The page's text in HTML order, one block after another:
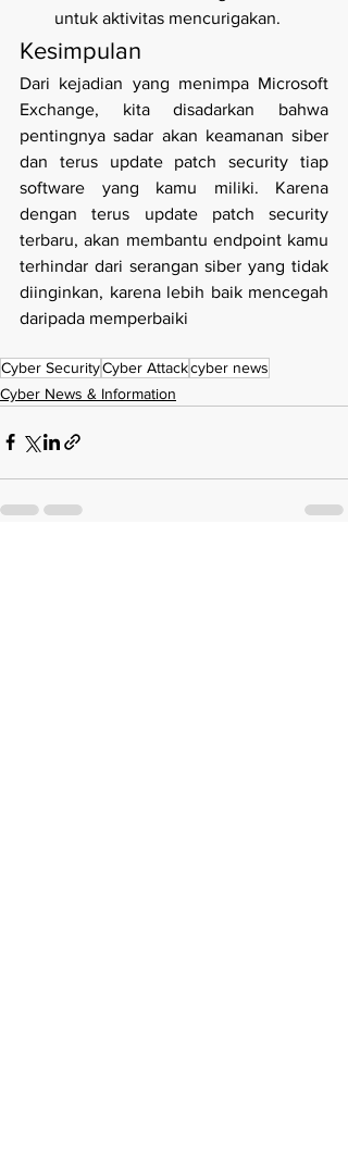
untuk aktivitas mencurigakan.
Kesimpulan
Dari kejadian yang menimpa Microsoft
Exchange, kita disadarkan bahwa
pentingnya sadar akan keamanan siber
dan terus update patch security tiap
software yang kamu miliki. Karena
dengan terus update patch security
terbaru, akan membantu endpoint kamu
terhindar dari serangan siber yang tidak
diinginkan, karena lebih baik mencegah
daripada memperbaiki
Cyber SecurityCyber Attackcyber news
Cyber News & Information